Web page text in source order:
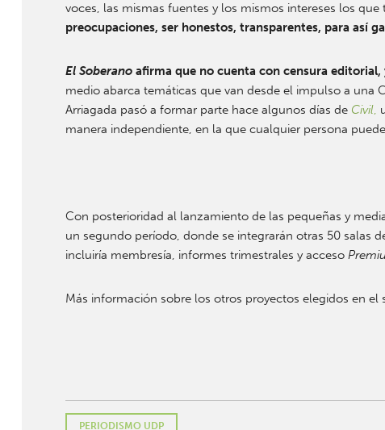
voces, las mismas fuentes y los mismos intereses los
preocupaciones, ser honestos, transparentes, para así
El Soberanoafirma que no cuenta con censura editorial,
medio abarca temáticas que van desde el impulso a una
Arriagada pasó a formar parte hace algunos días de Civil,
manera independiente, en la que cualquier persona
Con posterioridad al lanzamiento de las pequeñas y
un segundo período, donde se integrarán otras 50 salas
incluiría membresía, informes trimestrales y acceso
Más información sobre los otros proyectos elegidos en el
PERIODISMO UDP